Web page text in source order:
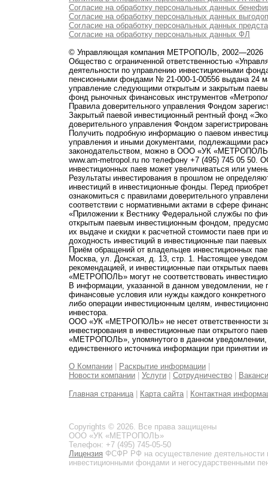
Согласие на обработку персональных данных
Согласие на обработку персональных данных
Согласие на обработку персональных данных
Согласие на обработку персональных данных ФЛ
© Управляющая компания МЕТРОПОЛЬ, 2002—2026
Общество с ограниченной ответственностью
деятельности по управлению инвестиционными
пенсионными фондами № 21-000-1-00556 выдана 24
управление следующими открытым и закрытым
фонд рыночных финансовых инструментов
Правила доверительного управления Фондом
Закрытый паевой инвестиционный рентный фонд
доверительного управления Фондом
Получить подробную информацию о паевом
управления и иными документами, подлежащими
законодательством, можно в ООО «УК
www.am-metropol.ru по телефону +7 (495) 745 05
инвестиционных паев может увеличиваться или
Результаты инвестирования в прошлом не
инвестиций в инвестиционные фонды. Перед
ознакомиться с правилами доверительного
соответствии с нормативными актами в сфере
«Приложении к Вестнику Федеральной службы по
открытым паевым инвестиционным фондом,
их выдаче и скидки к расчетной стоимости паев при
доходность инвестиций в инвестиционные паи
Приём обращений от владельцев инвестиционных
Москва, ул. Донская, д. 13, стр. 1. Настоящее
рекомендацией, и инвестиционные паи открытых
«МЕТРОПОЛЬ» могут не соответствовать
В информации, указанной в данном уведомлении,
финансовые условия или нужды каждого
либо операции инвестиционным целям,
инвестора.
ООО «УК «МЕТРОПОЛЬ» не несет ответственности
инвестирования в инвестиционные паи открытого
«МЕТРОПОЛЬ», упомянутого в данном уведомлении,
единственного источника информации при принятии
О Компании
Раскрытие информации
Новости компании
Услуги Сотрудничество
Главная страница Карта сайта Контактная
Copyrights © 2026. Все права защищены
ООО «УК «МЕТРОПОЛЬ»
Телефон: +7 (495) 745-05-50
Лицензия ФСФР РФ на осуществление
инвестиционными фондами и негосударственными